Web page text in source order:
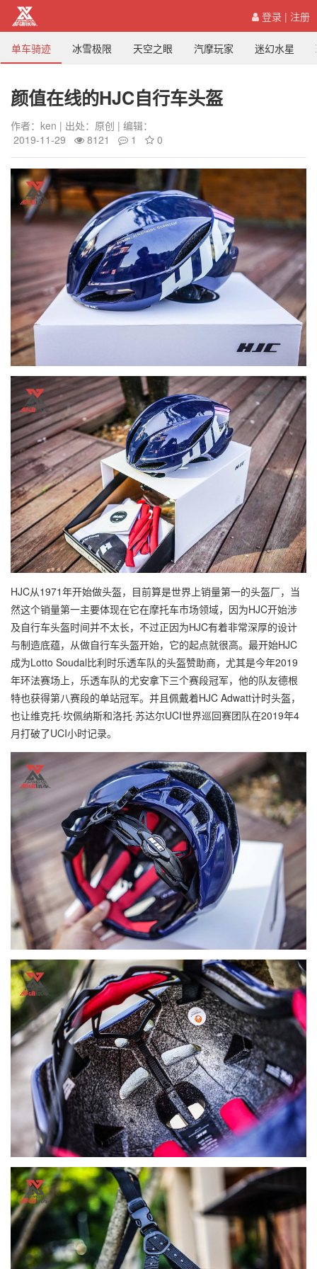
登录 | 注册
单车骑迹 冰雪极限 天空之眼 汽摩玩家 迷幻水星
颜值在线的HJC自行车头盔
作者：ken | 出处：原创 | 编辑：
2019-11-29
8121 1 0
HJC从1971年开始做头盔，目前算是世界上销量第一的头盔厂，当
然这个销量第一主要体现在它在摩托车市场领域，因为HJC开始涉
及自行车头盔时间并不太长，不过正因为HJC有着非常深厚的设计
与制造底蕴，从做自行车头盔开始，它的起点就很高。最开始HJC
成为Lotto Soudal比利时乐透车队的头盔赞助商，尤其是今年2019
年环法赛场上，乐透车队的尤安拿下三个赛段冠军，他的队友德根
特也获得第八赛段的单站冠军。并且佩戴着HJC Adwatt计时头盔，
也让维克托·坎佩纳斯和洛托·苏达尔UCI世界巡回赛团队在2019年4
月打破了UCI小时记录。